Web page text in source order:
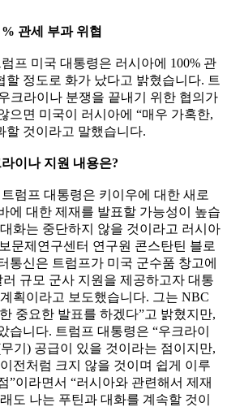
관세 부과 위협
프 미국 대통령은 러시아에 100% 관
할 정도로 화가 났다고 밝혔습니다. 트
크라이나 분쟁을 끝내기 위한 협의가
으면 미국이 러시아에 “매우 가혹한,
할 것이라고 말했습니다.
이나 지원 내용은?
럼프 대통령은 키이우에 대한 새로
에 대한 제재를 발표할 가능성이 높습
화는 중단하지 않을 것이라고 러시아
문제연구센터 연구원 콘스탄틴 블로
통신은 트럼프가 미국 군수품 창고에
규모 군사 지원을 제공하고자 대통
획이라고 보도했습니다. 그는 NBC
중요한 발표를 하겠다”고 밝혔지만,
습니다. 트럼프 대통령은 “우크라이
기) 공급이 있을 것이라는 점이지만,
전처럼 크지 않을 것이며 쉽게 이루
”이라면서 “러시아와 관련해서 제재
도 나는 푸틴과 대화를 계속할 것이